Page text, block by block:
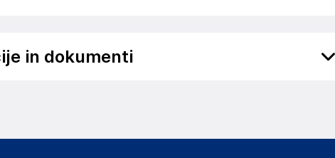
in dokumenti
na embalaži izdelka in lahko vključujejo ključne varnostne